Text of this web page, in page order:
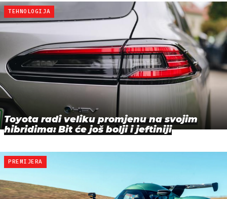
TEHNOLOGIJA
Toyota radi veliku promjenu na svojim
hibridima: Bit će još bolji i jeftiniji
PREMIJERA